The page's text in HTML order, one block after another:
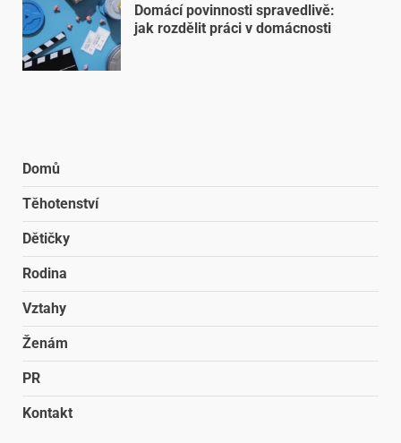
Domácí povinnosti spravedlivě:
jak rozdělit práci v domácnosti
Domů
Těhotenství
Dětičky
Rodina
Vztahy
Ženám
PR
Kontakt